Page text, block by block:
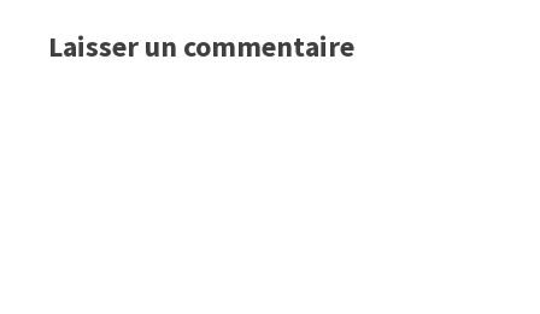
Laisser un commentaire